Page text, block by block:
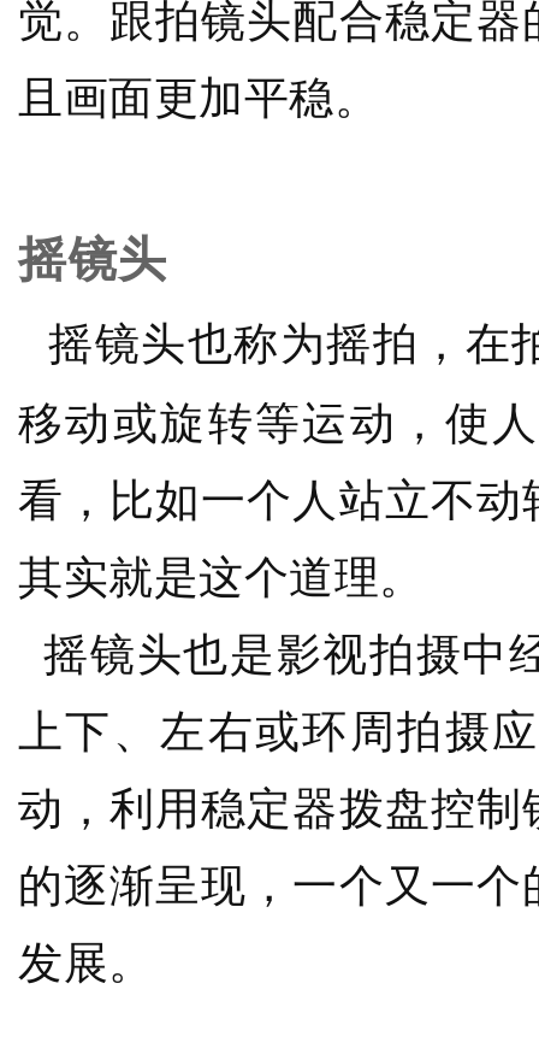
觉。跟拍镜头配合稳定
且画面更加平稳。
摇镜头
摇镜头也称为摇拍，在
移动或旋转等运动，使
看，比如一个人站立不
其实就是这个道理。
摇镜头也是影视拍摄中
上下、左右或环周拍摄
动，利用稳定器拨盘控
的逐渐呈现，一个又一
发展。